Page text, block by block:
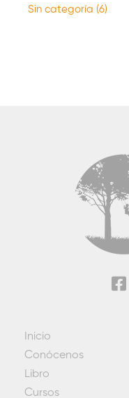
Sin categoría (6)
Inicio
Conócenos
Libro
Cursos